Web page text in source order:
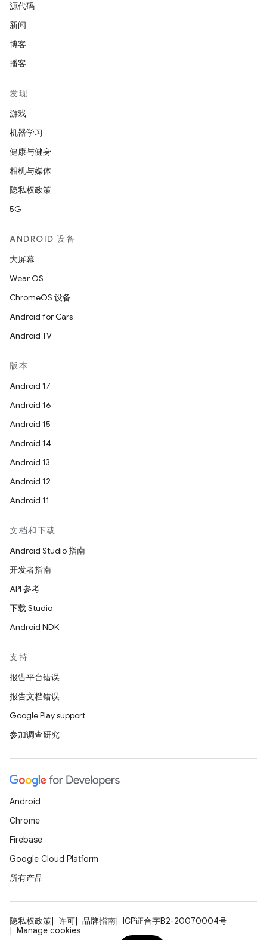
源代码
新闻
博客
播客
发现
游戏
机器学习
健康与健身
相机与媒体
隐私权政策
5G
ANDROID 设备
大屏幕
Wear OS
ChromeOS 设备
Android for Cars
Android TV
版本
Android 17
Android 16
Android 15
Android 14
Android 13
Android 12
Android 11
文档和下载
Android Studio 指南
开发者指南
API 参考
下载 Studio
Android NDK
支持
报告平台错误
报告文档错误
Google Play support
参加调查研究
Android
Chrome
Firebase
Google Cloud Platform
所有产品
隐私权政策 许可 品牌指南
ICP证合字B2-20070004号
Manage cookies